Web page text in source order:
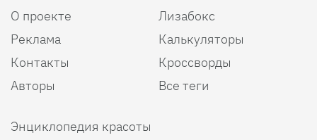
О проекте
Реклама
Контакты
Авторы
Лизабокс
Калькуляторы
Кроссворды
Все теги
Энциклопедия красоты